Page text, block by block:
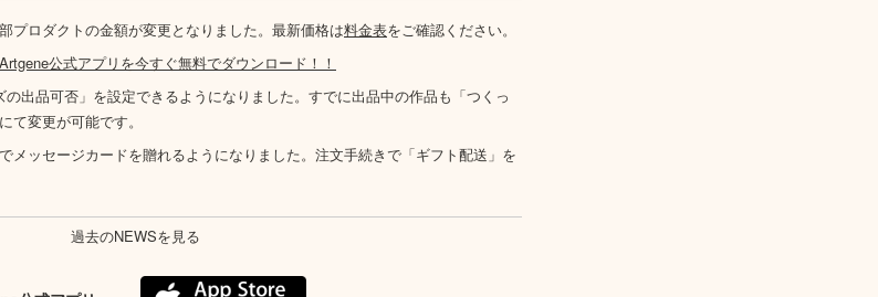
プロダクトの金額が変更となりました。最新価格は料金表をご確認ください。
公式アプリを今すぐ無料でダウンロード！！
出品可否」を設定できるようになりました。すでに出品中の作品も「つくっ
て変更が可能です。
メッセージカードを贈れるようになりました。注文手続きで「ギフト配送」を
過去のNEWSを見る